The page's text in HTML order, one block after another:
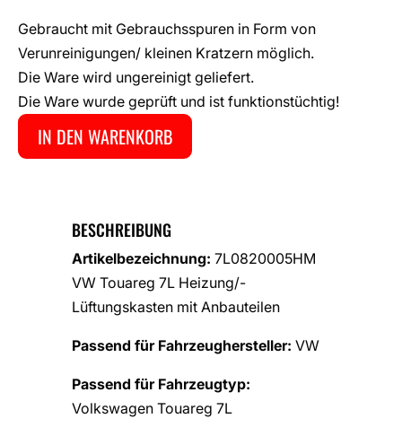
Gebraucht mit Gebrauchsspuren in Form von
Verunreinigungen/ kleinen Kratzern möglich.
Die Ware wird ungereinigt geliefert.
Die Ware wurde geprüft und ist funktionstüchtig!
IN DEN WARENKORB
BESCHREIBUNG
Artikelbezeichnung: 7L0820005HM
VW Touareg 7L Heizung/-
Lüftungskasten mit Anbauteilen
Passend für Fahrzeughersteller: VW
Passend für Fahrzeugtyp:
Volkswagen Touareg 7L